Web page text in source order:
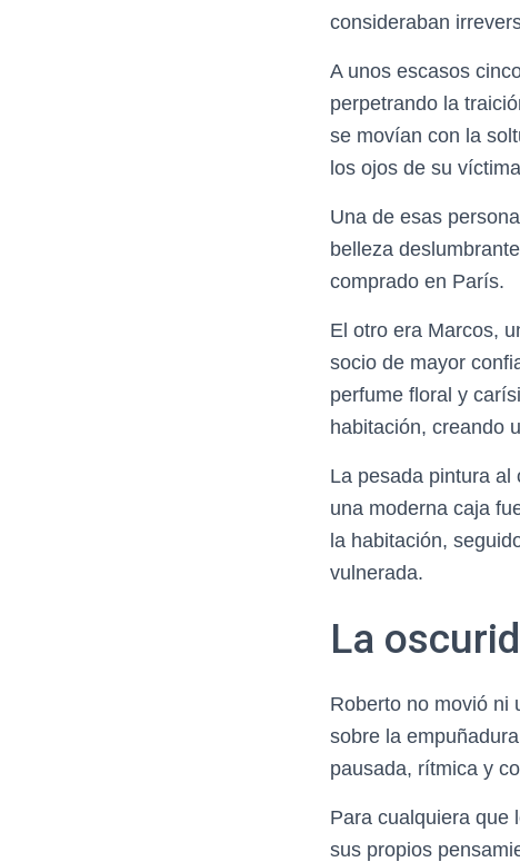
consideraban
A unos escasos
perpetrando la
se movían con la
los ojos de su
Una de esas
belleza
comprado en París.
El otro era Marcos,
socio de mayor
perfume floral y
habitación, creando
La pesada pintura
una moderna caja
la habitación,
vulnerada.
La
Roberto no movió ni
sobre la
pausada, rítmica y
Para cualquiera que
sus propios